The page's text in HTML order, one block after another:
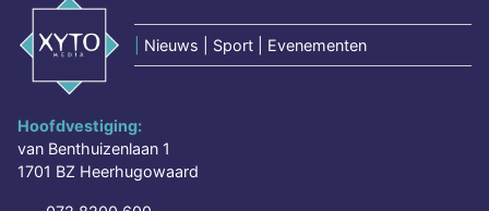
Nieuws | Sport | Evenementen
Hoofdvestiging:
van Benthuizenlaan 1
1701 BZ Heerhugowaard